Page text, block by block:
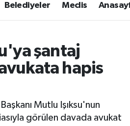
Belediyeler Meclis
şantaj
hapis
Mutlu Işıksu'nun
görülen davada avukat
ve Fikstür